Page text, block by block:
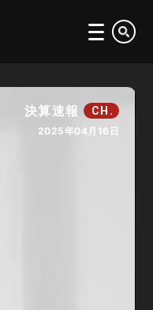
決算速報 CH.
2025年04月16日